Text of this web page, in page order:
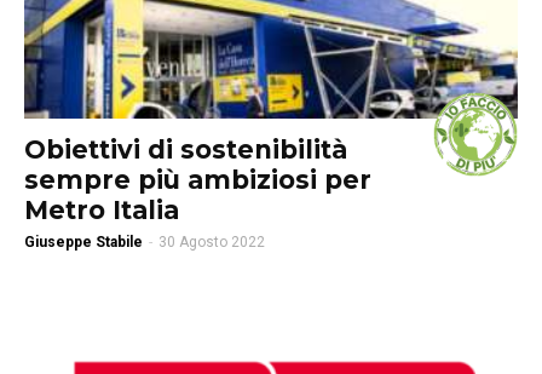
Obiettivi di sostenibilità
sempre più ambiziosi per
Metro Italia
Giuseppe Stabile - 30 Agosto 2022